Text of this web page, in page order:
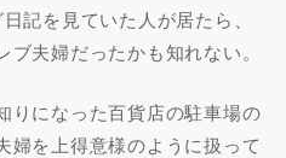
記を見ていた人が居たら、
夫婦だったかも知れない。
りになった百貨店の駐車場の
婦を上得意様のように扱って